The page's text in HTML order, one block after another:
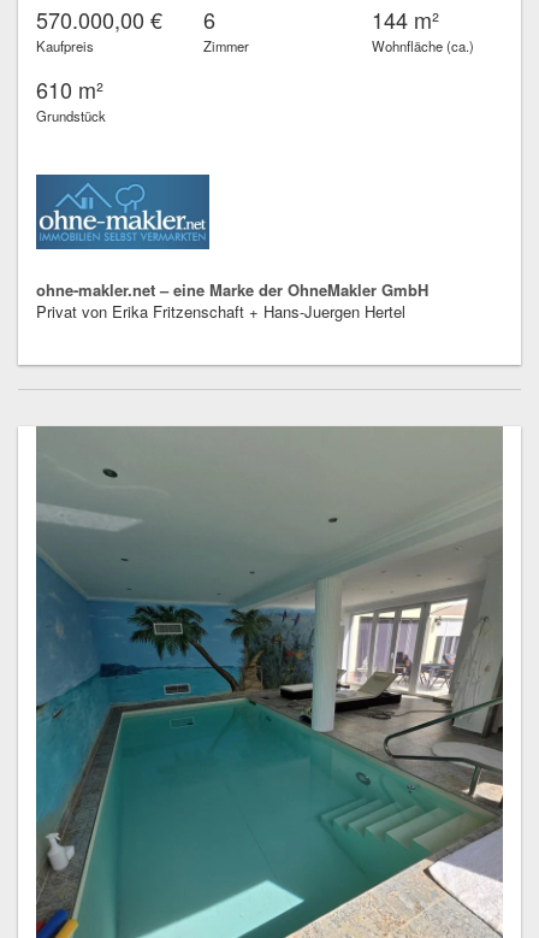
570.000,00 €
Kaufpreis
6
Zimmer
144 m²
Wohnfläche (ca.)
610 m²
Grundstück
ohne-makler.net – eine Marke der OhneMakler GmbH
Privat von Erika Fritzenschaft + Hans-Juergen Hertel